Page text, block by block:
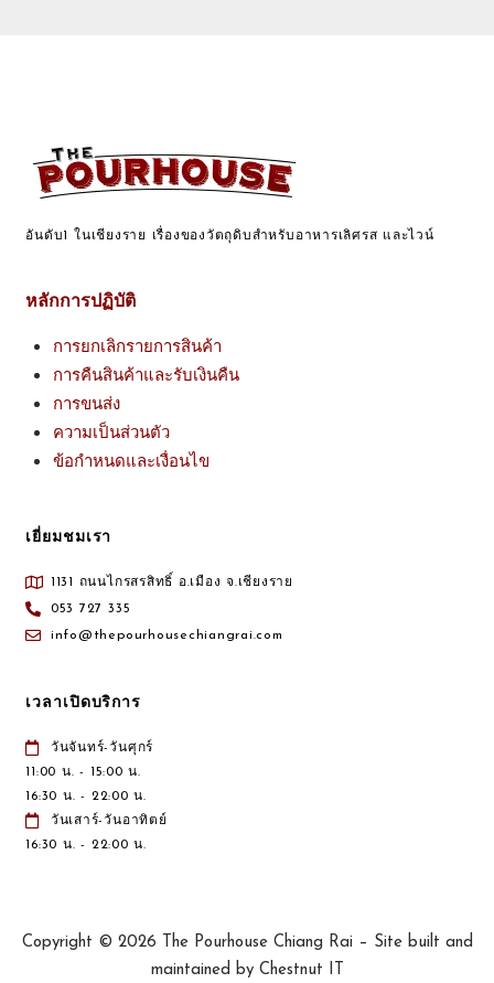
อันดับ1 ในเชียงราย เรื่องของวัตถุดิบสำหรับอาหารเลิศรส และไวน์
หลักการปฏิบัติ
การยกเลิกรายการสินค้า
การคืนสินค้าและรับเงินคืน
การขนส่ง
ความเป็นส่วนตัว
ข้อกำหนดและเงื่อนไข
เยี่ยมชมเรา
1131 ถนนไกรสรสิทธิ์ อ.เมือง จ.เชียงราย
053 727 335
info@thepourhousechiangrai.com
เวลาเปิดบริการ
วันจันทร์-วันศุกร์
11:00 น. - 15:00 น.
16:30 น. - 22:00 น.
วันเสาร์-วันอาทิตย์
16:30 น. - 22:00 น.
Copyright © 2026 The Pourhouse Chiang Rai – Site built and
maintained by Chestnut IT